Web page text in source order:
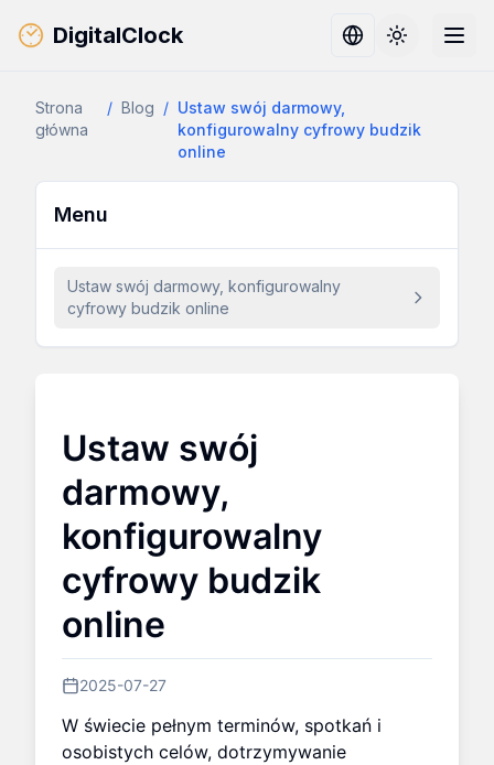
DigitalClock Toggle
Strona
główna
/ Blog / Ustaw swój darmowy,
konfigurowalny cyfrowy budzik
online
Menu
Ustaw swój darmowy, konfigurowalny
cyfrowy budzik online
Ustaw swój
darmowy,
konfigurowalny
cyfrowy budzik
online
2025-07-27
W świecie pełnym terminów, spotkań i
osobistych celów, dotrzymywanie